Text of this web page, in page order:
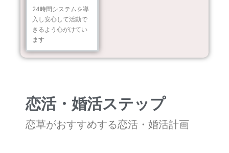
24時間システムを導
入し安心して活動で
きるよう心がけてい
ます
恋活・婚活ステップ
恋草がおすすめする恋活・婚活計画